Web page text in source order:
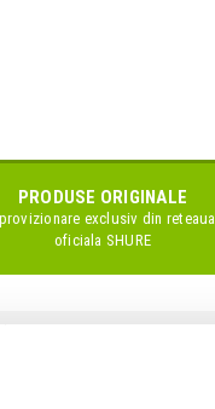
PRODUSE ORIGINALE
exclusiv din reteaua
oficiala SHURE